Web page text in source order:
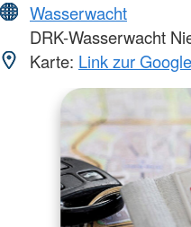
Wasserwacht
DRK-Wasserwacht
Karte: Link zur